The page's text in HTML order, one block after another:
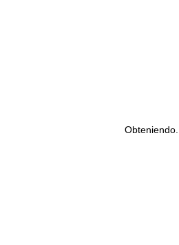
Obteniendo...